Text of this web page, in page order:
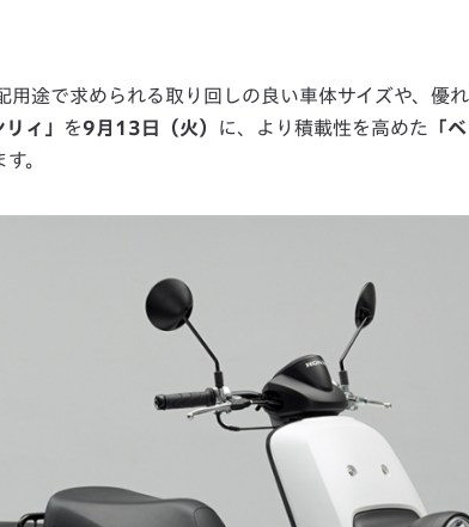
途で求められる取り回しの良い車体サイズや、優
リィ」 を9月13日（火） に、より積載性を高めた 「
。